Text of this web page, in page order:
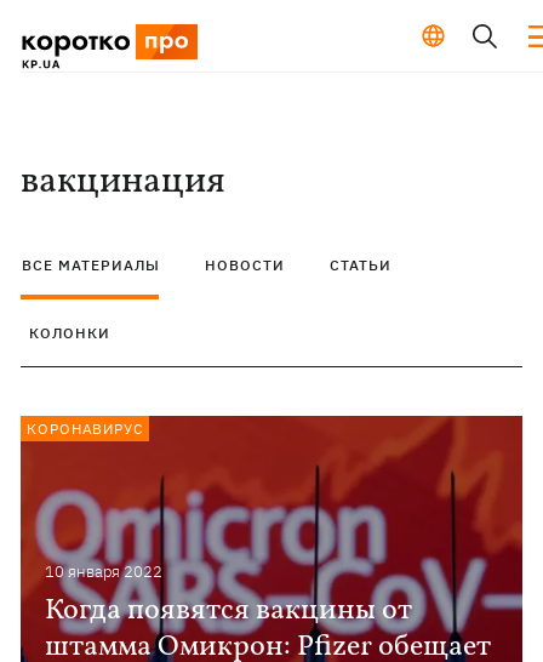
вакцинация
ВСЕ МАТЕРИАЛЫ НОВОСТИ СТАТЬИ
КОЛОНКИ
10 января 2022
Когда появятся вакцины от
штамма Омикрон: Pfizer обещает
КОРОНАВИРУС